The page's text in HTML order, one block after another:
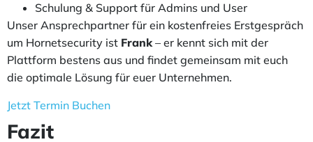
Schulung & Support für Admins und User
Unser Ansprechpartner für ein kostenfreies Erstgespräch
um Hornetsecurity ist Frank– er kennt sich mit der
Plattform bestens aus und findet gemeinsam mit euch
die optimale Lösung für euer Unternehmen.
Jetzt Termin Buchen
Fazit